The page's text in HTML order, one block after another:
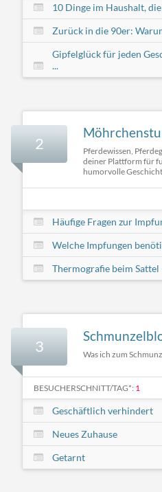
10 Dinge im Haushalt,
Zurück in die 90er:
Gipfelglück für jeden
...
2
Pferdewissen,
deiner Plattform für
humorvolle
Häufige Fragen zur
Welche Impfungen
Thermografie beim
3 Was ich zum
BESUCHERSCHNITT/TAG*: 1
Geschäftlich verhindert
Neues Zuhause
Getarnt